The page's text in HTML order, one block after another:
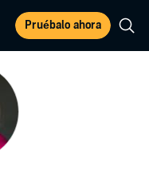
Pruébalo ahora